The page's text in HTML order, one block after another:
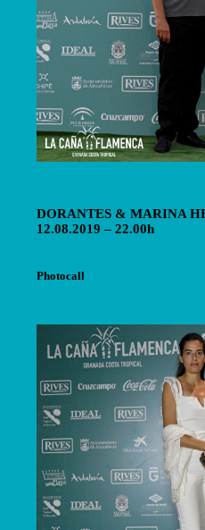
Photocall
DORANTES & MARINA
12.08.2019 – 22.00h